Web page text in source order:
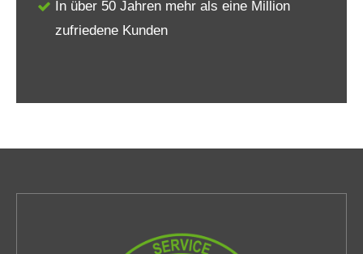
In über 50 Jahren mehr als eine Million
zufriedene Kunden